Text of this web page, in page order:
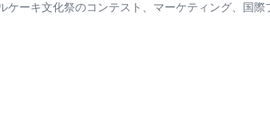
ーキ文化祭のコンテスト、マーケティング、国際